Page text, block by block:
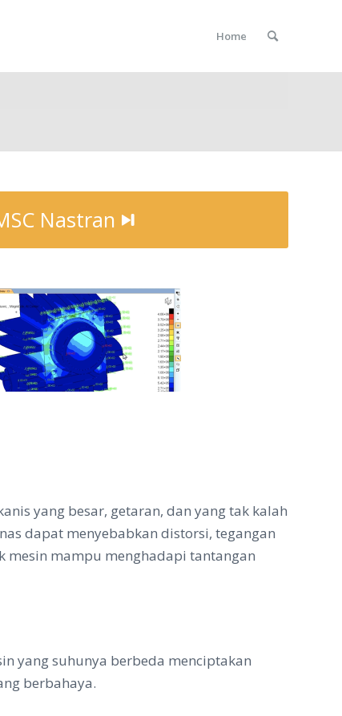
Home
Nastran
yang besar, getaran, dan yang tak kalah
dapat menyebabkan distorsi, tegangan
mesin mampu menghadapi tantangan
yang suhunya berbeda menciptakan
berbahaya.